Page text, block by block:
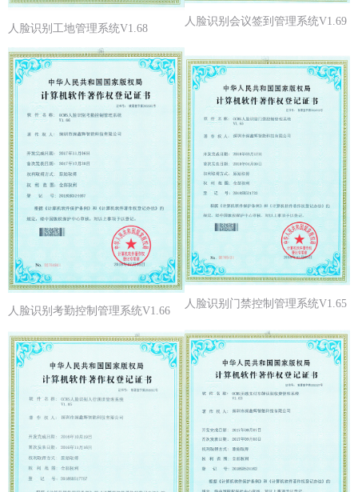
人脸识别工地管理系统V1.68
人脸识别会议签到管理系统V1.69
人脸识别考勤控制管理系统V1.66
人脸识别门禁控制管理系统V1.65